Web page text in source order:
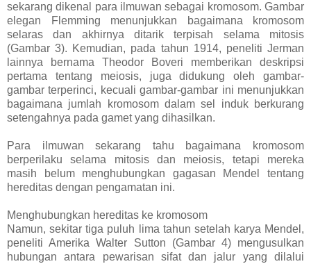
sekarang dikenal para ilmuwan sebagai kromosom. Gambar
elegan Flemming menunjukkan bagaimana kromosom
selaras dan akhirnya ditarik terpisah selama mitosis
(Gambar 3). Kemudian, pada tahun 1914, peneliti Jerman
lainnya bernama Theodor Boveri memberikan deskripsi
pertama tentang meiosis, juga didukung oleh gambar-
gambar terperinci, kecuali gambar-gambar ini menunjukkan
bagaimana jumlah kromosom dalam sel induk berkurang
setengahnya pada gamet yang dihasilkan.
Para ilmuwan sekarang tahu bagaimana kromosom
berperilaku selama mitosis dan meiosis, tetapi mereka
masih belum menghubungkan gagasan Mendel tentang
hereditas dengan pengamatan ini.
Menghubungkan hereditas ke kromosom
Namun, sekitar tiga puluh lima tahun setelah karya Mendel,
peneliti Amerika Walter Sutton (Gambar 4) mengusulkan
hubungan antara pewarisan sifat dan jalur yang dilalui